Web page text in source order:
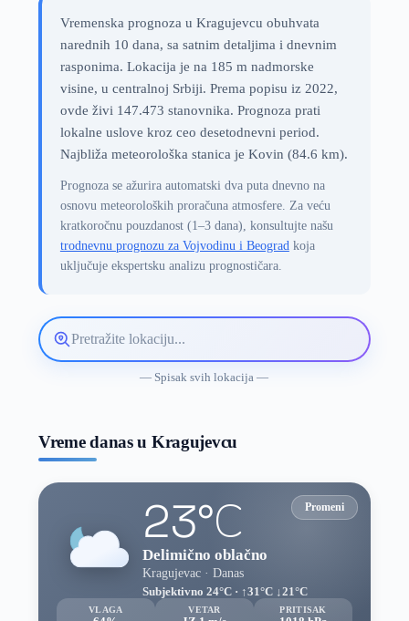
Vremenska prognoza u Kragujevcu obuhvata
narednih 10 dana, sa satnim detaljima i dnevnim
rasponima. Lokacija je na 185 m nadmorske
visine, u centralnoj Srbiji. Prema popisu iz 2022,
ovde živi 147.473 stanovnika. Prognoza prati
lokalne uslove kroz ceo desetodnevni period.
Najbliža meteorološka stanica je Kovin (84.6 km).
Prognoza se ažurira automatski dva puta dnevno na
osnovu meteoroloških proračuna atmosfere. Za veću
kratkoročnu pouzdanost (1–3 dana), konsultujte našu
trodnevnu prognozu za Vojvodinu i Beogradkoja
uključuje ekspertsku analizu prognostičara.
Pretražite
lokaciju
— Spisak svih lokacija —
Vreme danas u Kragujevcu
Promeni
23°C
Delimično oblačno
Kragujevac · Danas
Subjektivno 24°C · ↑31°C ↓21°C
VLAGA VETAR PRITISAK